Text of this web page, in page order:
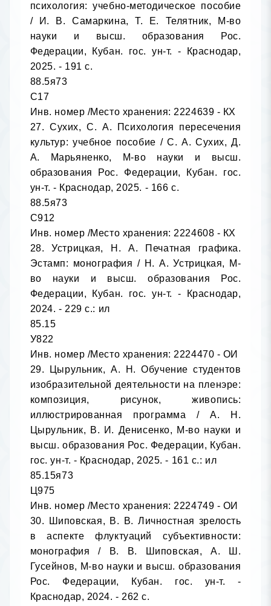
психология: учебно-методическое пособие
/ И. В. Самаркина, Т. Е. Телятник, М-во
науки и высш. образования Рос.
Федерации, Кубан. гос. ун-т. - Краснодар,
2025. - 191 с.
88.5я73
С17
Инв. номер /Место хранения: 2224639 - КХ
27. Сухих, С. А. Психология пересечения
культур: учебное пособие / С. А. Сухих, Д.
А. Марьяненко, М-во науки и высш.
образования Рос. Федерации, Кубан. гос.
ун-т. - Краснодар, 2025. - 166 с.
88.5я73
С912
Инв. номер /Место хранения: 2224608 - КХ
28. Устрицкая, Н. А. Печатная графика.
Эстамп: монография / Н. А. Устрицкая, М-
во науки и высш. образования Рос.
Федерации, Кубан. гос. ун-т. - Краснодар,
2024. - 229 с.: ил
85.15
У822
Инв. номер /Место хранения: 2224470 - ОИ
29. Цырульник, А. Н. Обучение студентов
изобразительной деятельности на пленэре:
композиция, рисунок, живопись:
иллюстрированная программа / А. Н.
Цырульник, В. И. Денисенко, М-во науки и
высш. образования Рос. Федерации, Кубан.
гос. ун-т. - Краснодар, 2025. - 161 с.: ил
85.15я73
Ц975
Инв. номер /Место хранения: 2224749 - ОИ
30. Шиповская, В. В. Личностная зрелость
в аспекте флуктуаций субъективности:
монография / В. В. Шиповская, А. Ш.
Гусейнов, М-во науки и высш. образования
Рос. Федерации, Кубан. гос. ун-т. -
Краснодар, 2024. - 262 с.